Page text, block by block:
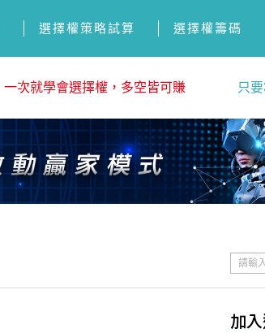
選擇權策略試算 選擇權籌碼
一次就學會選擇權，多空皆可賺 只
加